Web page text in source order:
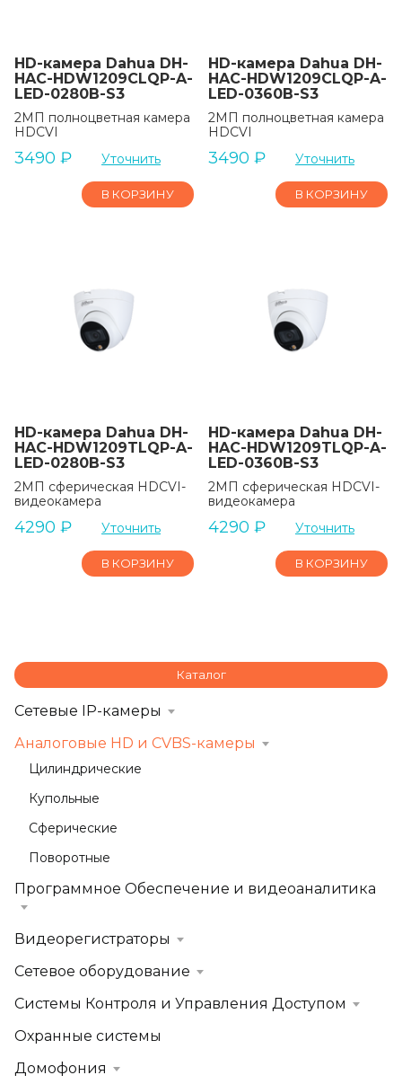
HD-камера Dahua DH-
HAC-HDW1209CLQP-A-
LED-0280B-S3
2МП полноцветная камера
HDCVI
3490 ₽ Уточнить
В КОРЗИНУ
HD-камера Dahua DH-
HAC-HDW1209CLQP-A-
LED-0360B-S3
2МП полноцветная камера
HDCVI
3490 ₽ Уточнить
В КОРЗИНУ
HD-камера Dahua DH-
HAC-HDW1209TLQP-A-
LED-0280B-S3
2МП сферическая HDCVI-
видеокамера
4290 ₽ Уточнить
В КОРЗИНУ
HD-камера Dahua DH-
HAC-HDW1209TLQP-A-
LED-0360B-S3
2МП сферическая HDCVI-
видеокамера
4290 ₽ Уточнить
В КОРЗИНУ
Каталог
Сетевые IP-камеры
Аналоговые HD и CVBS-камеры
Цилиндрические
Купольные
Сферические
Поворотные
Программное Обеспечение и видеоаналитика
Видеорегистраторы
Сетевое оборудование
Системы Контроля и Управления Доступом
Охранные системы
Домофония